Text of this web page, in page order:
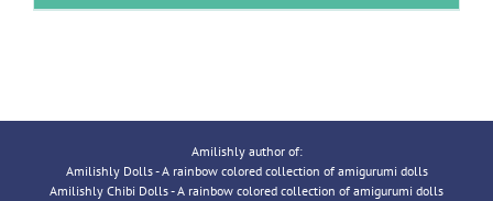
Amilishly author of:
Amilishly Dolls - A rainbow colored collection of amigurumi dolls
Amilishly Chibi Dolls - A rainbow colored collection of amigurumi dolls